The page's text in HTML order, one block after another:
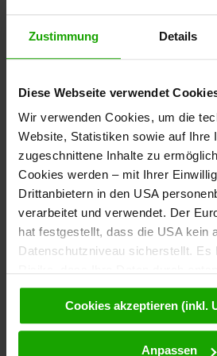
Zustimmung Details
Diese Webseite verwendet
Wir verwenden Cookies, um die
Website, Statistiken sowie auf Ihre
zugeschnittene Inhalte zu
Cookies werden – mit Ihrer
Drittanbietern in den USA
verarbeitet und verwendet. Der
hat festgestellt, dass die USA kein
Datenschutzniveau sicherstellt. Es
Anordnungen gegenüber den
Meta) dem Zugriff durch US-
Überwachungszwecken
wirksamen Rechtsbehelfe zur
Cookies akzeptieren (inkl.
Anpassen
08:30 Uhr Lavamünd, Gasthof
09:00 Uhr Klopeiner See, St.Kanzian
Die Reservierung erfolgt
oder per Mailinfo@kaerntenshuttle
Mindestens 48 Std. vor der
Drauradweg Shuttle Hotline: +43
kaerntenshuttle.at/
Bike Center
Maribor_Bus
Transport